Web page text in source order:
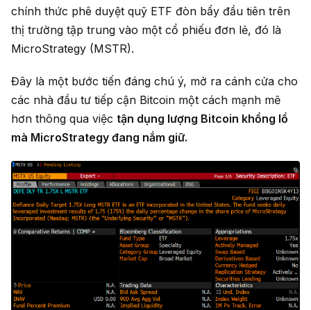
chính thức phê duyệt quỹ ETF đòn bẩy đầu tiên trên
thị trường tập trung vào một cổ phiếu đơn lẻ, đó là
MicroStrategy (MSTR).
Đây là một bước tiến đáng chú ý, mở ra cánh cửa cho
các nhà đầu tư tiếp cận Bitcoin một cách mạnh mẽ
hơn thông qua việc tận dụng lượng Bitcoin khổng lồ
mà MicroStrategy đang nắm giữ.